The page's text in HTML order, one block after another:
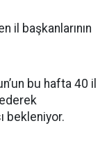
il başkanlarının
bu hafta 40 il
bekleniyor.